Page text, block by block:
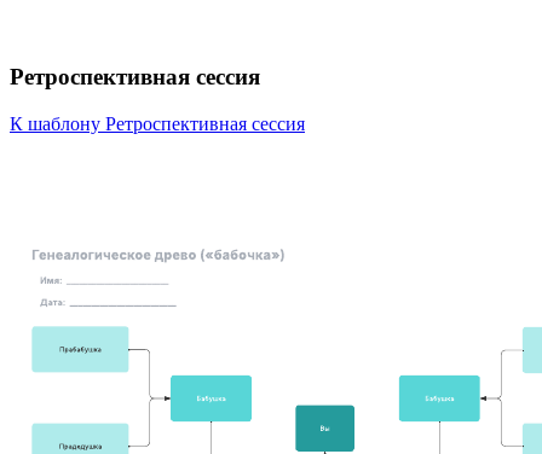
Ретроспективная сессия
К шаблону Ретроспективная сессия